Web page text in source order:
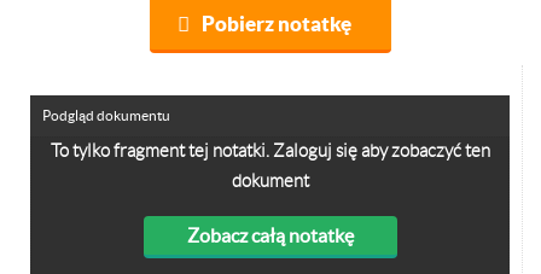
Pobierz notatkę
To tylko fragment tej notatki. Zaloguj się aby zobaczyć ten
dokument
Zobacz całą notatkę
Podgląd dokumentu